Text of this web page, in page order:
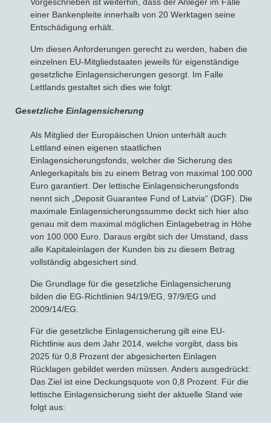
einer Bankenpleite innerhalb von 20 Werktagen seine
Entschädigung erhält.
Um diesen Anforderungen gerecht zu werden, haben die
einzelnen EU-Mitgliedstaaten jeweils für eigenständige
gesetzliche Einlagensicherungen gesorgt. Im Falle
Lettlands gestaltet sich dies wie folgt:
Gesetzliche Einlagensicherung
Als Mitglied der Europäischen Union unterhält auch
Lettland einen eigenen staatlichen
Einlagensicherungsfonds, welcher die Sicherung des
Anlegerkapitals bis zu einem Betrag von maximal 100.000
Euro garantiert. Der lettische Einlagensicherungsfonds
nennt sich „Deposit Guarantee Fund of Latvia“ (DGF). Die
maximale Einlagensicherungssumme deckt sich hier also
genau mit dem maximal möglichen Einlagebetrag in Höhe
von 100.000 Euro. Daraus ergibt sich der Umstand, dass
alle Kapitaleinlagen der Kunden bis zu diesem Betrag
vollständig abgesichert sind.
Die Grundlage für die gesetzliche Einlagensicherung
bilden die EG-Richtlinien 94/19/EG, 97/9/EG und
2009/14/EG.
Für die gesetzliche Einlagensicherung gilt eine EU-
Richtlinie aus dem Jahr 2014, welche vorgibt, dass bis
2025 für 0,8 Prozent der abgesicherten Einlagen
Rücklagen gebildet werden müssen. Anders ausgedrückt:
Das Ziel ist eine Deckungsquote von 0,8 Prozent. Für die
lettische Einlagensicherung sieht der aktuelle Stand wie
folgt aus: